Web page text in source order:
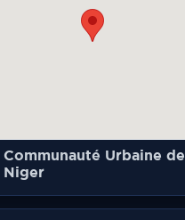
Communauté Urbaine de
Niger